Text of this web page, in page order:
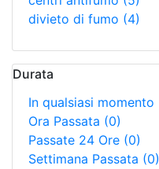
divieto di fumo (4)
Durata
In qualsiasi momento
Ora Passata (0)
Passate 24 Ore (0)
Settimana Passata (0)